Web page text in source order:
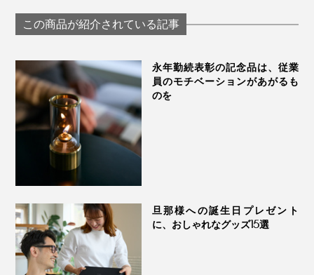
この商品が紹介されている記事
永年勤続表彰の記念品は、従業
員のモチベーションがあがるも
のを
旦那様への誕生日プレゼント
に、おしゃれなグッズ15選